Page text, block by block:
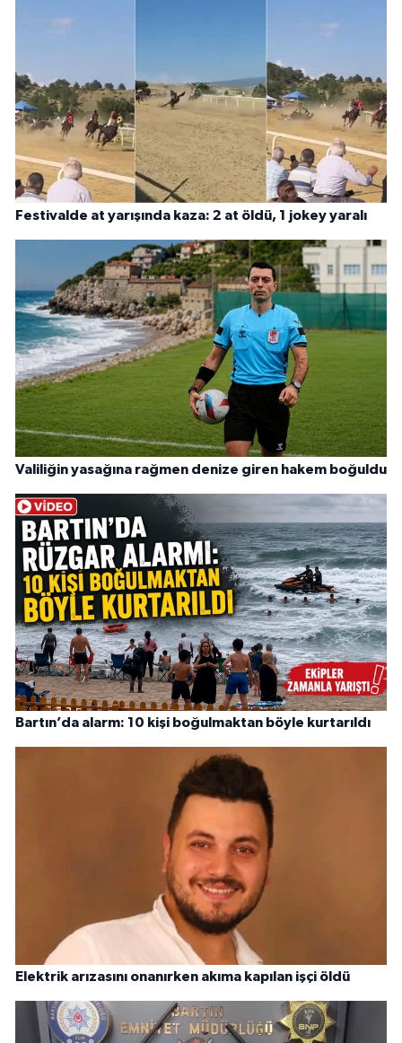
Festivalde at yarışında kaza: 2 at öldü, 1 jokey yaralı
Valiliğin yasağına rağmen denize giren hakem boğuldu
Bartın’da alarm: 10 kişi boğulmaktan böyle kurtarıldı
Elektrik arızasını onanırken akıma kapılan işçi öldü